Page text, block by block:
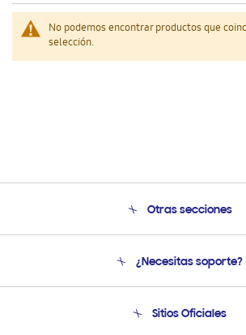
No podemos encontrar productos que
selección.
Otras secciones
Soporte
Condiciones de Compra
¿Necesitas soporte?
Soporte vía eMail
Sitios Oficiales